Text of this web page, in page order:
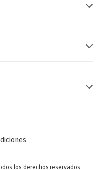
los derechos reservados